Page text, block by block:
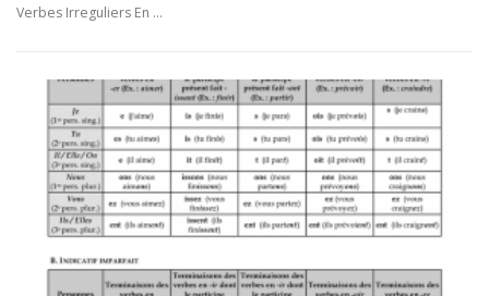
Verbes Irreguliers En …